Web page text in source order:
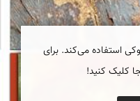
استفاده می‌کند. برای
کلیک کنید!